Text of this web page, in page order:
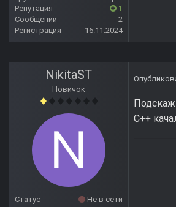
Репутация
1
Сообщений
2
Регистрация
16.11.2024
NikitaST
Новичок
Статус
Не в сети
C++